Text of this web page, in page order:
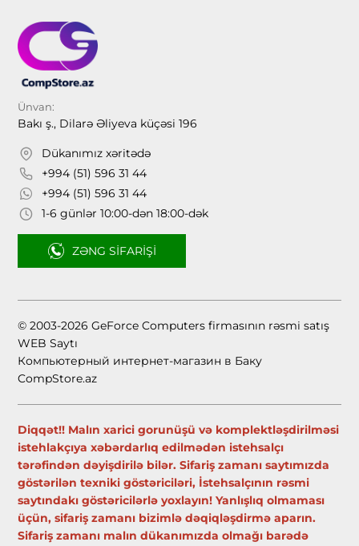
Ünvan:
Bakı ş., Dilarə Əliyeva küçəsi 196
Dükanımız xəritədə
+994 (51) 596 31 44
+994 (51) 596 31 44
1-6 günlər 10:00-dən 18:00-dək
ZƏNG SIFARIŞI
© 2003-2026 GeForce Computers firmasının rəsmi satış
WEB Saytı
Компьютерный интернет-магазин в Баку
CompStore.az
Diqqət!! Malın xarici gorunüşü və komplektləşdirilməsi
istehlakçıya xəbərdarlıq edilmədən istehsalçı
tərəfindən dəyişdirilə bilər. Sifariş zamanı saytımızda
göstərilən texniki göstəriciləri, İstehsalçının rəsmi
saytındakı göstəricilərlə yoxlayın! Yanlışlıq olmaması
üçün, sifariş zamanı bizimlə dəqiqləşdirmə aparın.
Sifariş zamanı malın dükanımızda olmağı barədə